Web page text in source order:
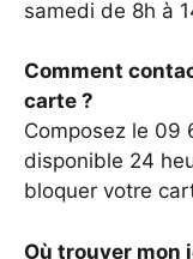
samedi de 8h à
Comment
carte ?
Composez le 09
disponible 24
bloquer votre
Où trouver